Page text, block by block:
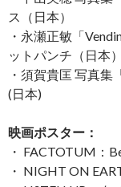
ス（日本）
・永瀬正敏「
ットパンチ（日本）
・須賀貴匡 写真
(日本)
映画ポスター：
・ FACTOTUM：
・ NIGHT ON